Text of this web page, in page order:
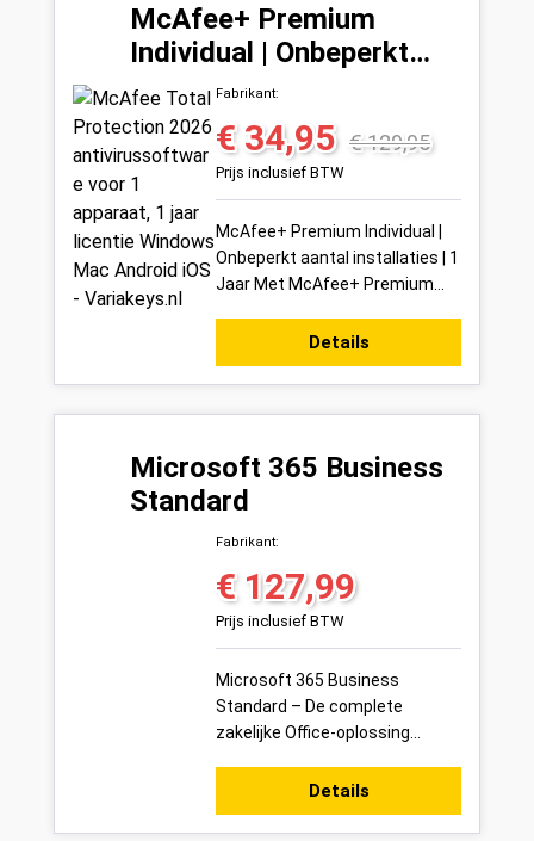
McAfee+ Premium
Individual | Onbeperkt
aantal installaties | 1
Jaar
Fabrikant:
Verkoopprijs:
€ 34,95 Normale prijs:
€ 129,95
Prijs inclusief BTW
McAfee+ Premium Individual |
Onbeperkt aantal installaties | 1
Jaar Met McAfee+ Premium
uitgebreide digitale
bescherming die ...
Details
Microsoft 365 Business
Standard
Fabrikant:
Normale prijs:
€ 127,99
Prijs inclusief BTW
Microsoft 365 Business
Standard – De complete
zakelijke Office-oplossing
Standard is dé alles-in-één
oplossing voor bedrijven d...
Details